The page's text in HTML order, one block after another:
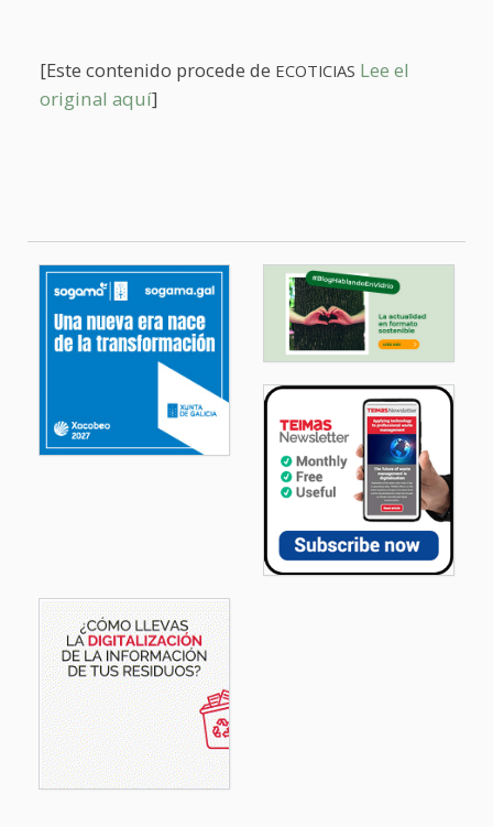
[Este contenido procede de ECOTICIAS Lee el
original aquí]